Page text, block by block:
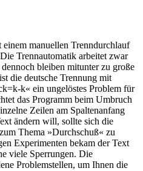
manuellen Trenndurchlauf
Trennautomatik arbeitet zwar
bleiben mitunter zu große
die deutsche Trennung mit
k« ein ungelöstes Problem für
das Programm beim Umbruch
Zeilen am Spaltenanfang
ändern will, sollte sich die
Thema »Durchschuß« zu
Experimenten bekam der Text
viele Sperrungen. Die
Problemstellen, um Ihnen die